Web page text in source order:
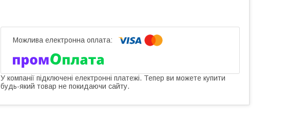
У компанії підключені електронні платежі. Тепер ви можете купити
будь-який товар не покидаючи сайту.